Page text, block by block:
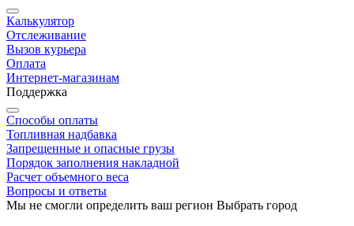
Калькулятор
Отслеживание
Вызов курьера
Оплата
Интернет-магазинам
Поддержка
Способы оплаты
Топливная надбавка
Запрещенные и опасные грузы
Порядок заполнения накладной
Расчет объемного веса
Вопросы и ответы
Мы не смогли определить ваш регион Выбрать город